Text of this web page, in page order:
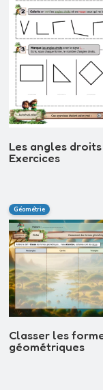
Les angles droits
Exercices
Géométrie
Classer les
géométriques